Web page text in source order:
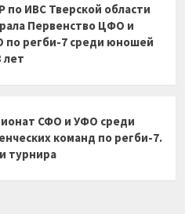
по ИВС Тверской области
Первенство ЦФО и
по регби-7 среди юношей
лет
СФО и УФО среди
команд по регби-7.
турнира